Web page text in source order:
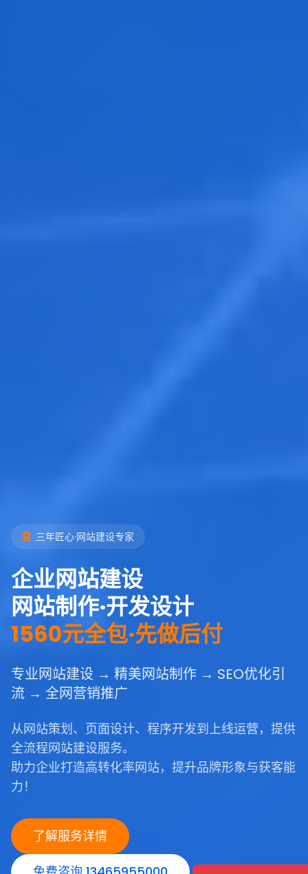
三年匠心·网站建设专家
企业网站建设
网站制作·开发设计
1560元全包·先做后付
专业网站建设 → 精美网站制作 → SEO优化引
流 → 全网营销推广
从网站策划、页面设计、程序开发到上线运营，提供
全流程网站建设服务。
助力企业打造高转化率网站，提升品牌形象与获客能
力！
了解服务详情